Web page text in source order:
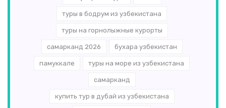
туры в бодрум из узбекистана
туры на горнолыжные курорты
самарканд 2026 бухара узбекистан
памуккале туры на море из узбекистана
самарканд
купить тур в дубай из узбекистана